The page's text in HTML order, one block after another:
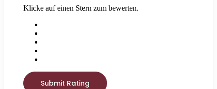
Klicke auf einen Stern zum bewerten.
Submit Rating